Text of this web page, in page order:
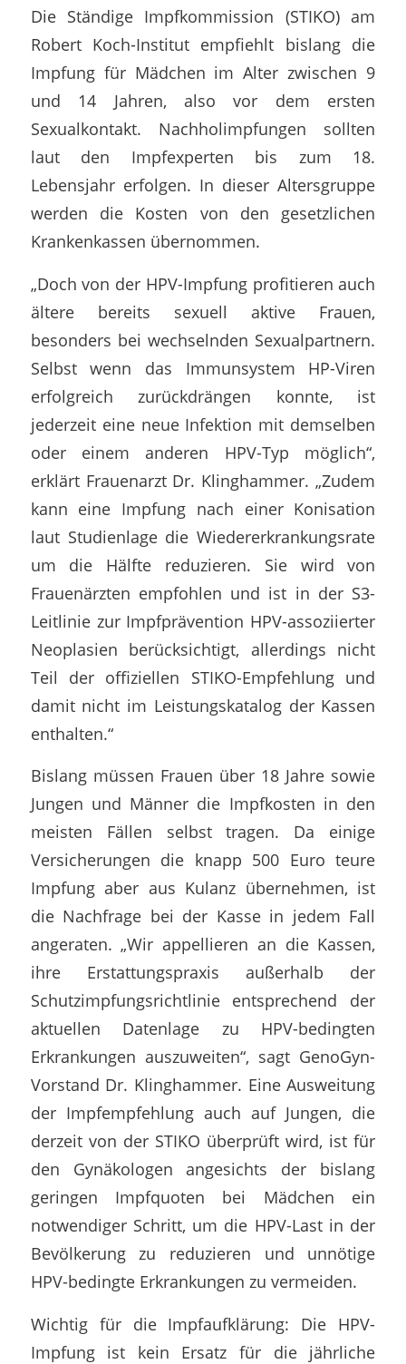
Die Ständige Impfkommission (STIKO) am
Robert Koch-Institut empfiehlt bislang die
Impfung für Mädchen im Alter zwischen 9
und 14 Jahren, also vor dem ersten
Sexualkontakt. Nachholimpfungen sollten
laut den Impfexperten bis zum 18.
Lebensjahr erfolgen. In dieser Altersgruppe
werden die Kosten von den gesetzlichen
Krankenkassen übernommen.
„Doch von der HPV-Impfung profitieren auch
ältere bereits sexuell aktive Frauen,
besonders bei wechselnden Sexualpartnern.
Selbst wenn das Immunsystem HP-Viren
erfolgreich zurückdrängen konnte, ist
jederzeit eine neue Infektion mit demselben
oder einem anderen HPV-Typ möglich“,
erklärt Frauenarzt Dr. Klinghammer. „Zudem
kann eine Impfung nach einer Konisation
laut Studienlage die Wiedererkrankungsrate
um die Hälfte reduzieren. Sie wird von
Frauenärzten empfohlen und ist in der S3-
Leitlinie zur Impfprävention HPV-assoziierter
Neoplasien berücksichtigt, allerdings nicht
Teil der offiziellen STIKO-Empfehlung und
damit nicht im Leistungskatalog der Kassen
enthalten.“
Bislang müssen Frauen über 18 Jahre sowie
Jungen und Männer die Impfkosten in den
meisten Fällen selbst tragen. Da einige
Versicherungen die knapp 500 Euro teure
Impfung aber aus Kulanz übernehmen, ist
die Nachfrage bei der Kasse in jedem Fall
angeraten. „Wir appellieren an die Kassen,
ihre Erstattungspraxis außerhalb der
Schutzimpfungsrichtlinie entsprechend der
aktuellen Datenlage zu HPV-bedingten
Erkrankungen auszuweiten“, sagt GenoGyn-
Vorstand Dr. Klinghammer. Eine Ausweitung
der Impfempfehlung auch auf Jungen, die
derzeit von der STIKO überprüft wird, ist für
den Gynäkologen angesichts der bislang
geringen Impfquoten bei Mädchen ein
notwendiger Schritt, um die HPV-Last in der
Bevölkerung zu reduzieren und unnötige
HPV-bedingte Erkrankungen zu vermeiden.
Wichtig für die Impfaufklärung: Die HPV-
Impfung ist kein Ersatz für die jährliche